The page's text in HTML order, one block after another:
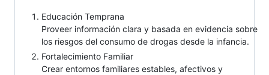
Educación Temprana
Proveer información clara y basada en evidencia sobre
los riesgos del consumo de drogas desde la infancia.
Fortalecimiento Familiar
Crear entornos familiares estables, afectivos y